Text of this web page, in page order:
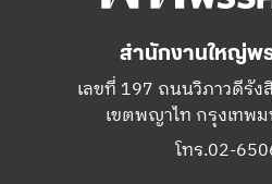
สำนักงานใหญ่พ
เลขที่ 197 ถนนวิภาวดีรัง
เขตพญาไท กรุงเทพ
โทร.02-